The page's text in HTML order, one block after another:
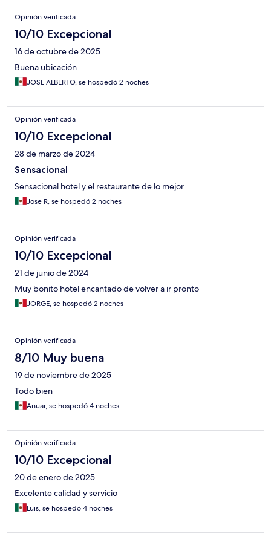
Opiniones
Opinión verificada
10/10 Excepcional
16 de octubre de 2025
Buena ubicación
JOSE ALBERTO, se hospedó 2 noches
Opinión verificada
10/10 Excepcional
28 de marzo de 2024
Sensacional
Sensacional hotel y el restaurante de lo mejor
Jose R, se hospedó 2 noches
Opinión verificada
10/10 Excepcional
21 de junio de 2024
Muy bonito hotel encantado de volver a ir pronto
JORGE, se hospedó 2 noches
Opinión verificada
8/10 Muy buena
19 de noviembre de 2025
Todo bien
Anuar, se hospedó 4 noches
Opinión verificada
10/10 Excepcional
20 de enero de 2025
Excelente calidad y servicio
Luis, se hospedó 4 noches